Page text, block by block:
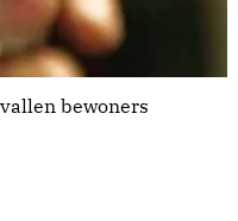
bewoners